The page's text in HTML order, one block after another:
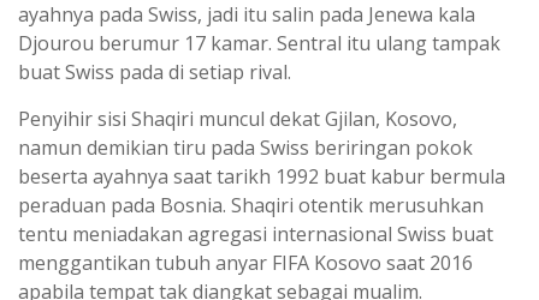
ayahnya pada Swiss, jadi itu salin pada Jenewa kala
Djourou berumur 17 kamar. Sentral itu ulang tampak
buat Swiss pada di setiap rival.
Penyihir sisi Shaqiri muncul dekat Gjilan, Kosovo,
namun demikian tiru pada Swiss beriringan pokok
beserta ayahnya saat tarikh 1992 buat kabur bermula
peraduan pada Bosnia. Shaqiri otentik merusuhkan
tentu meniadakan agregasi internasional Swiss buat
menggantikan tubuh anyar FIFA Kosovo saat 2016
apabila tempat tak diangkat sebagai mualim.